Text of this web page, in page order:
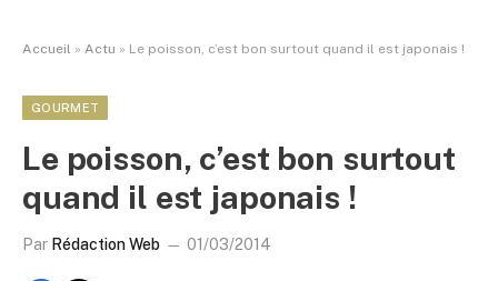
Accueil » Actu » Le poisson, c’est bon surtout quand il est japonais !
GOURMET
Le poisson, c’est bon surtout
quand il est japonais !
Par Rédaction Web 01/03/2014